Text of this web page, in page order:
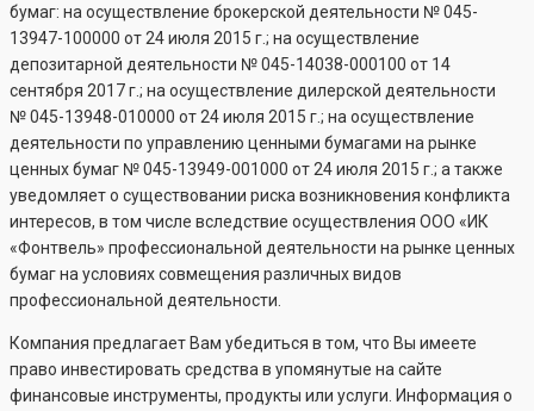
бумаг: на осуществление брокерской деятельности №045-
13947-100000 от 24 июля 2015 г.; на осуществление
депозитарной деятельности №045-14038-000100 от 14
сентября 2017 г.; на осуществление дилерской деятельности
№045-13948-010000 от 24 июля 2015 г.; на осуществление
деятельности по управлению ценными бумагами на рынке
ценных бумаг №045-13949-001000 от 24 июля 2015 г.; а также
уведомляет о существовании риска возникновения конфликта
интересов, в том числе вследствие осуществления ООО «ИК
«Фонтвель» профессиональной деятельности на рынке ценных
бумаг на условиях совмещения различных видов
профессиональной деятельности.
Компания предлагает Вам убедиться в том, что Вы имеете
право инвестировать средства в упомянутые на сайте
финансовые инструменты, продукты или услуги. Информация о